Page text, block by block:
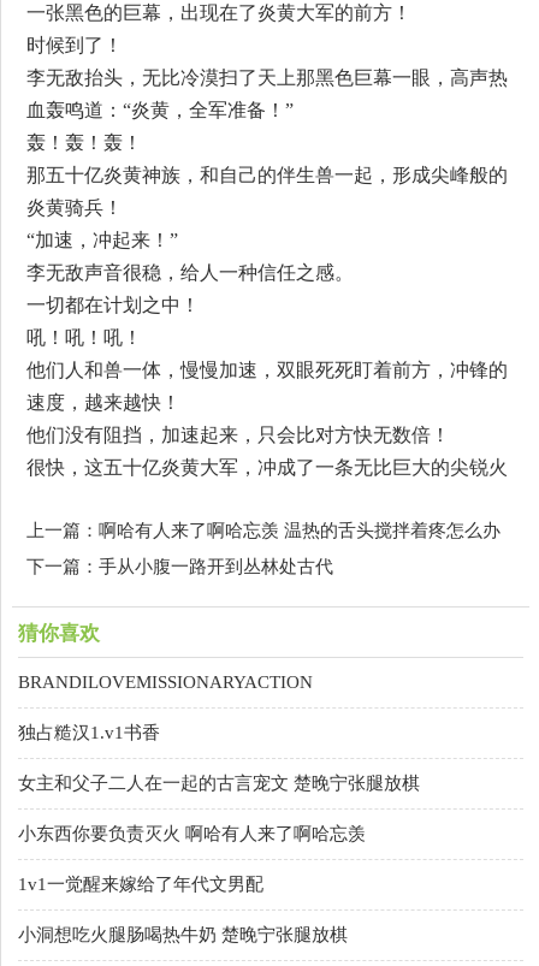
一张黑色的巨幕，出现在了炎黄大军的前方！
时候到了！
李无敌抬头，无比冷漠扫了天上那黑色巨幕一眼，高声热
血轰鸣道：“炎黄，全军准备！”
轰！轰！轰！
那五十亿炎黄神族，和自己的伴生兽一起，形成尖峰般的
炎黄骑兵！
“加速，冲起来！”
李无敌声音很稳，给人一种信任之感。
一切都在计划之中！
吼！吼！吼！
他们人和兽一体，慢慢加速，双眼死死盯着前方，冲锋的
速度，越来越快！
他们没有阻挡，加速起来，只会比对方快无数倍！
很快，这五十亿炎黄大军，冲成了一条无比巨大的尖锐火
上一篇：啊哈有人来了啊哈忘羡 温热的舌头搅拌着疼怎么办
下一篇：手从小腹一路开到丛林处古代
猜你喜欢
BRANDILOVEMISSIONARYACTION
独占糙汉1.v1书香
女主和父子二人在一起的古言宠文 楚晚宁张腿放棋
小东西你要负责灭火 啊哈有人来了啊哈忘羡
1v1一觉醒来嫁给了年代文男配
小洞想吃火腿肠喝热牛奶 楚晚宁张腿放棋